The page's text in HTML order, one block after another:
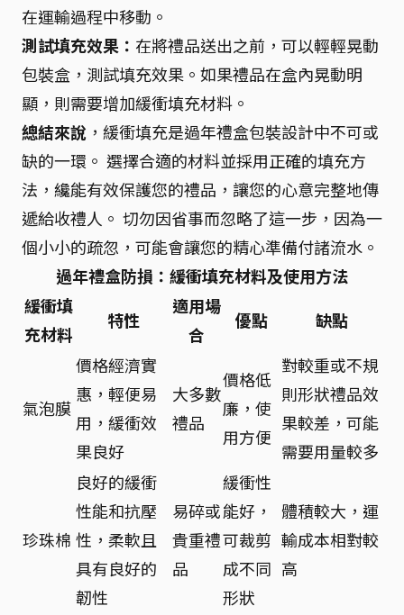
在運輸過程中移動。
測試填充效果： 在將禮品送出之前，可以輕輕晃動
包裝盒，測試填充效果。如果禮品在盒內晃動明
顯，則需要增加緩衝填充材料。
總結來說 ，緩衝填充是過年禮盒包裝設計中不可或
缺的一環。 選擇合適的材料並採用正確的填充方
法，纔能有效保護您的禮品，讓您的心意完整地傳
遞給收禮人。 切勿因省事而忽略了這一步，因為一
個小小的疏忽，可能會讓您的精心準備付諸流水。
過年禮盒防損：緩衝填充材料及使用方法
緩衝填
充材料
特性
適用場
合
優點 缺點
氣泡膜
價格經濟實
惠，輕便易
用，緩衝效
果良好
大多數
禮品
價格低
廉，使
用方便
對較重或不規
則形狀禮品效
果較差，可能
需要用量較多
珍珠棉
良好的緩衝
性能和抗壓
性，柔軟且
具有良好的
韌性
易碎或
貴重禮
品
緩衝性
能好，
可裁剪
成不同
形狀
體積較大，運
輸成本相對較
高